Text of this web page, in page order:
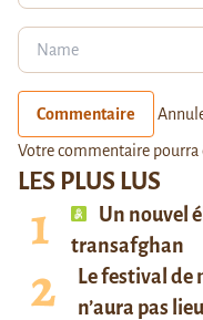
LES PLUS LUS
Un nouvel
transafghan
Le festival de
n’aura pas
Commentaire
Votre commentaire pourra